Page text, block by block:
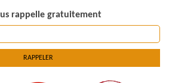
rappelle gratuitement